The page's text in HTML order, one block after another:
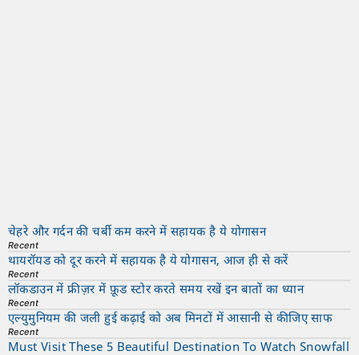
चेहरे और गर्दन की चर्बी कम करने में सहायक है ये योगासन
Recent
थायरॉयड को दूर करने में सहायक है ये योगासन, आज ही से करें
Recent
लॉकडाउन में फ्रीज़र में फ़ूड स्टोर करते समय रखें इन बातों का ध्यान
Recent
एल्युमुनियम की जली हुई कढ़ाई को अब मिनटों में आसानी से कीजिए साफ
Recent
Must Visit These 5 Beautiful Destination To Watch Snowfall